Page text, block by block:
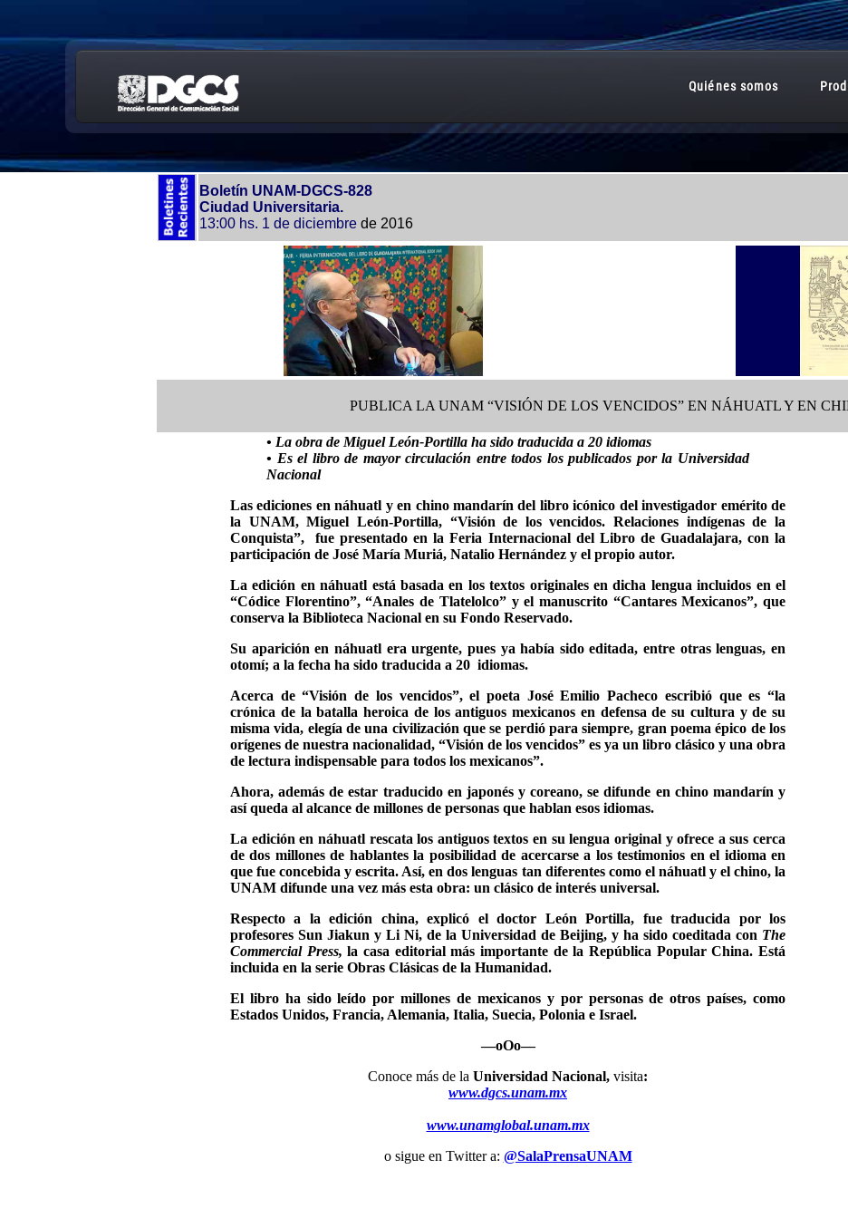
Boletín UNAM-DGCS-828
Ciudad Universitaria.
13:00 hs. 1 de diciembre de 2016
PUBLICA LA UNAM “VISIÓN DE LOS VENCIDOS” EN NÁHUATL Y EN
• La obra de Miguel León-Portilla ha sido traducida a 20 idiomas
• Es el libro de mayor circulación entre todos los publicados por la Universidad
Nacional
Las ediciones en náhuatl y en chino mandarín del libro icónico del investigador emérito de
la UNAM, Miguel León-Portilla, “Visión de los vencidos. Relaciones indígenas de la
Conquista”, fue presentado en la Feria Internacional del Libro de Guadalajara, con la
participación de José María Muriá, Natalio Hernández y el propio autor.
La edición en náhuatl está basada en los textos originales en dicha lengua incluidos en el
“Códice Florentino”, “Anales de Tlatelolco” y el manuscrito “Cantares Mexicanos”, que
conserva la Biblioteca Nacional en su Fondo Reservado.
Su aparición en náhuatl era urgente, pues ya había sido editada, entre otras lenguas, en
otomí; a la fecha ha sido traducida a 20 idiomas.
Acerca de “Visión de los vencidos”, el poeta José Emilio Pacheco escribió que es “la
crónica de la batalla heroica de los antiguos mexicanos en defensa de su cultura y de su
misma vida, elegía de una civilización que se perdió para siempre, gran poema épico de los
orígenes de nuestra nacionalidad, “Visión de los vencidos” es ya un libro clásico y una obra
de lectura indispensable para todos los mexicanos”.
Ahora, además de estar traducido en japonés y coreano, se difunde en chino mandarín y
así queda al alcance de millones de personas que hablan esos idiomas.
La edición en náhuatl rescata los antiguos textos en su lengua original y ofrece a sus cerca
de dos millones de hablantes la posibilidad de acercarse a los testimonios en el idioma en
que fue concebida y escrita. Así, en dos lenguas tan diferentes como el náhuatl y el chino, la
UNAM difunde una vez más esta obra: un clásico de interés universal.
Respecto a la edición china, explicó el doctor León Portilla, fue traducida por los
profesores Sun Jiakun y Li Ni, de la Universidad de Beijing, y ha sido coeditada con The
Commercial Press, la casa editorial más importante de la República Popular China. Está
incluida en la serie Obras Clásicas de la Humanidad.
El libro ha sido leído por millones de mexicanos y por personas de otros países, como
Estados Unidos, Francia, Alemania, Italia, Suecia, Polonia e Israel.
—oOo—
Conoce más de la Universidad Nacional, visita:
www.dgcs.unam.mx
www.unamglobal.unam.mx
o sigue en Twitter a: @SalaPrensaUNAM